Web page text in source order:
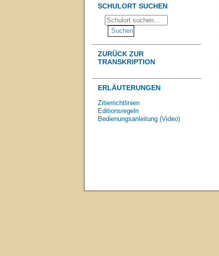
SCHULORT SUCHEN
ZURÜCK ZUR
TRANSKRIPTION
ERLÄUTERUNGEN
Zitierrichtlinien
Editionsregeln
Bedienungsanleitung (Video)